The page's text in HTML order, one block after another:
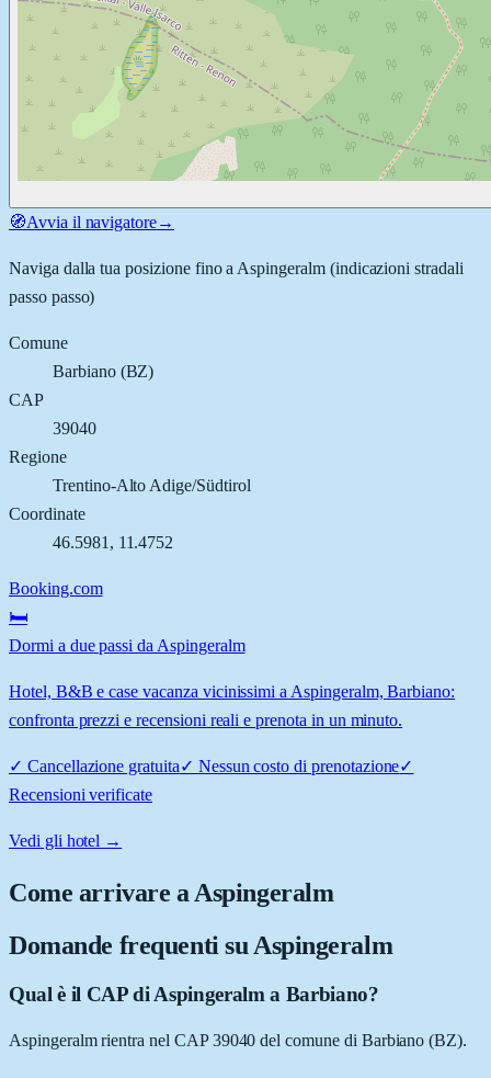
🧭Avvia il navigatore→
Naviga dalla tua posizione fino a Aspingeralm(indicazioni stradali
passo passo)
Comune
Barbiano(BZ)
CAP
39040
Regione
Trentino-Alto Adige/Südtirol
Coordinate
46.5981 , 11.4752
Booking.com
🛏️
Dormi a due passi da Aspingeralm
Hotel, B&B e case vacanza vicinissimi a Aspingeralm, Barbiano:
confronta prezzi e recensioni reali e prenota in un minuto.
✓ Cancellazione gratuita✓ Nessun costo di prenotazione✓
Recensioni verificate
Vedi gli hotel →
Come arrivare a Aspingeralm
Domande frequenti su Aspingeralm
Qual è il CAP di Aspingeralm a Barbiano?
Aspingeralm rientra nel CAP 39040 del comune di Barbiano (BZ).